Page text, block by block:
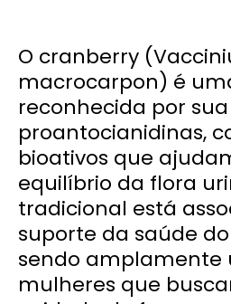
O cranberry
macrocarpon) é
reconhecida por
proantocianidinas,
bioativos que
equilíbrio da flora
tradicional está
suporte da saúde
sendo amplamente
mulheres que